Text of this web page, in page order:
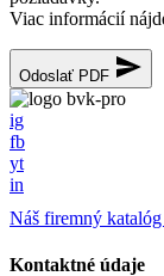
Viac informácií
Odoslať PDF
ig
fb
yt
in
Náš firemný katalóg
Kontaktné údaje